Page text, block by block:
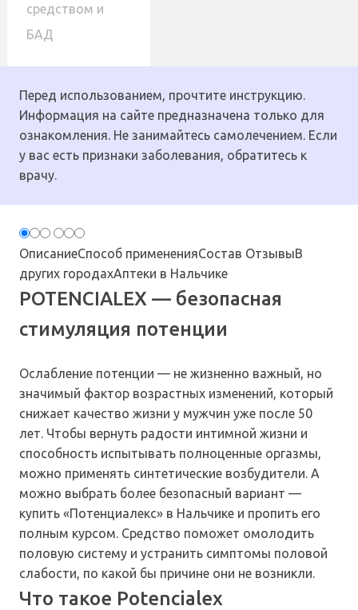
средством и
БАД
Перед использованием, прочтите инструкцию.
Информация на сайте предназначена только для
ознакомления. Не занимайтесь самолечением. Если
у вас есть признаки заболевания, обратитесь к
врачу.
ОписаниеСпособ примененияСостав ОтзывыВ
других городахАптеки в Нальчике
POTENCIALEX — безопасная
стимуляция потенции
Ослабление потенции — не жизненно важный, но
значимый фактор возрастных изменений, который
снижает качество жизни у мужчин уже после 50
лет. Чтобы вернуть радости интимной жизни и
способность испытывать полноценные оргазмы,
можно применять синтетические возбудители. А
можно выбрать более безопасный вариант —
купить «Потенциалекс» в Нальчике и пропить его
полным курсом. Средство поможет омолодить
половую систему и устранить симптомы половой
слабости, по какой бы причине они не возникли.
Что такое Potencialex